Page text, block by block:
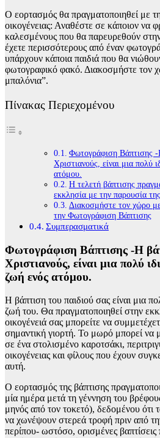
Ο εορτασμός θα πραγματοποιηθεί με
οικογένειας: Αναθέστε σε κάποιον να
καλεσμένους που θα παρευρεθούν
έχετε περισσότερους από έναν
υπάρχουν κάποια παιδιά που θα
φωτογραφικό φακό. Διακοσμήστε τον
μπαλόνια”.
Πίνακας Περιεχομένου
Φωτογράφιση Βάπτισης -
Χριστιανούς, είναι μια πολύ
ατόμου.
Η τελετή βάπτισης
εκκλησία με την παρουσία
Διακοσμήστε τον χώρο
την Φωτογράφιση Βάπτισης
Συμπερασματικά
Φωτογράφιση Βάπτισης -Η
Χριστιανούς, είναι μια πολύ
ζωή ενός ατόμου.
Η βάπτιση του παιδιού σας είναι μια
ζωή του. Θα πραγματοποιηθεί στην
οικογένειά σας μπορείτε να
σημαντική γιορτή. Το μωρό μπορεί να
σε ένα στολισμένο καροτσάκι,
οικογένειας και φίλους που έχουν
αυτή.
Ο εορτασμός της βάπτισης
μία ημέρα μετά τη γέννηση του
μηνός από τον τοκετό), δεδομένου ότι
να χωνέψουν στερεά τροφή πριν από
περίπου- ωστόσο, ορισμένες βαπτίσεις